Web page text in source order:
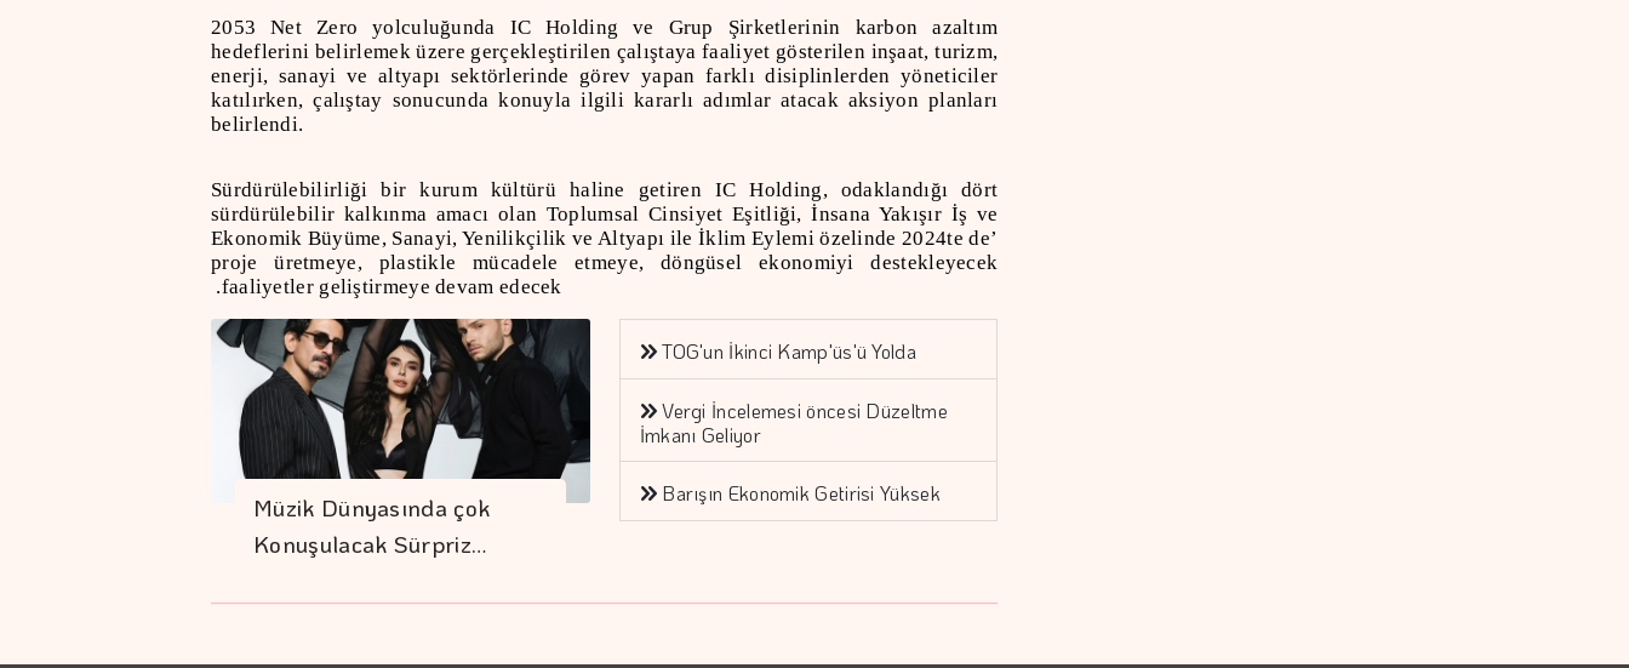
2053 Net Zero yolculuğunda IC Holding ve Grup Şirketlerinin karbon azaltım
hedeflerini belirlemek üzere gerçekleştirilen çalıştaya faaliyet gösterilen inşaat, turizm,
enerji, sanayi ve altyapı sektörlerinde görev yapan farklı disiplinlerden yöneticiler
katılırken, çalıştay sonucunda konuyla ilgili kararlı adımlar atacak aksiyon planları
belirlendi.
Sürdürülebilirliği bir kurum kültürü haline getiren IC Holding, odaklandığı dört
sürdürülebilir kalkınma amacı olan Toplumsal Cinsiyet Eşitliği, İnsana Yakışır İş ve
Ekonomik Büyüme, Sanayi, Yenilikçilik ve Altyapı ile İklim Eylemi özelinde 2024’te de
proje üretmeye, plastikle mücadele etmeye, döngüsel ekonomiyi destekleyecek
faaliyetler geliştirmeye devam edecek.
Müzik Dünyasında çok
Konuşulacak Sürpriz…
TOG'un İkinci Kamp'üs'ü Yolda
Vergi İncelemesi öncesi Düzeltme
İmkanı Geliyor
Barışın Ekonomik Getirisi Yüksek